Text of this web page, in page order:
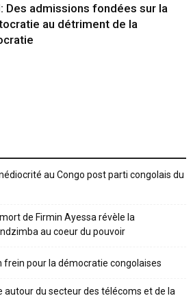
Des admissions fondées sur la
au détriment de la
au Congo post parti congolais du
de Firmin Ayessa révèle la
au coeur du pouvoir
frein pour la démocratie congolaises
autour du secteur des télécoms et de la